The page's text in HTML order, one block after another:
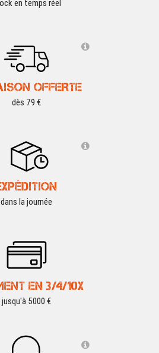
en temps réel
OFFERTE
dès 79 €
dans la journée
EN 3/4/10X
jusqu'à 5000 €